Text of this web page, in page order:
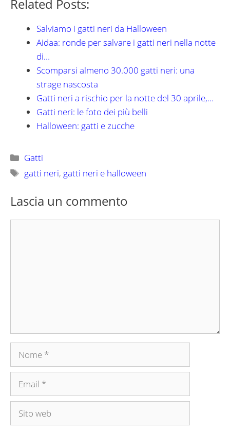
Related Posts:
Salviamo i gatti neri da Halloween
Aidaa: ronde per salvare i gatti neri nella notte
di…
Scomparsi almeno 30.000 gatti neri: una
strage nascosta
Gatti neri a rischio per la notte del 30 aprile,…
Gatti neri: le foto dei più belli
Halloween: gatti e zucche
Categorie
Gatti
Tag
gatti neri, gatti neri e halloween
Lascia un commento
Nome
Email
Sito